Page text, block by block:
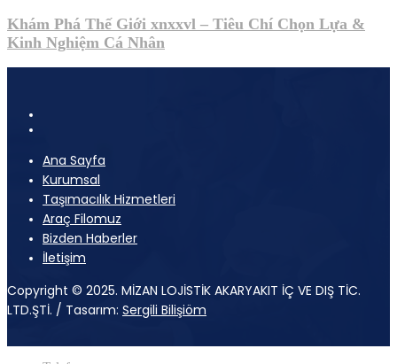
Khám Phá Thế Giới xnxxvl – Tiêu Chí Chọn Lựa &
Kinh Nghiệm Cá Nhân
Ana Sayfa
Kurumsal
Taşımacılık Hizmetleri
Araç Filomuz
Bizden Haberler
İletişim
Copyright © 2025. MİZAN LOJİSTİK AKARYAKIT İÇ VE DIŞ TİC.
LTD.ŞTİ. / Tasarım: Sergili Bilişiöm